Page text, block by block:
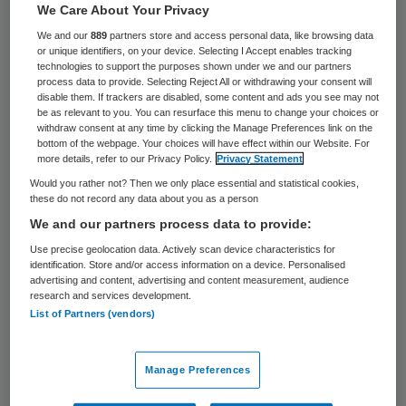
De Utrechtse instelling Abrona vindt dat de
zorg tekortschiet door het beperkte
budget. Zeker nu op 1 januari 2009 de
financiering van de zorg verandert. ZEMBLA
filmde in de Utrechtse instelling de
moeilijkste groep verstandelijk
gehandicapten en sprak met hen en hun
begeleiders.
Tekortschieten
Afhankelijk
We Care About Your Privacy
We and our889 partners store and access personal data, like browsing data
or unique identifiers, on your device. Selecting I Accept enables tracking
technologies to support the purposes shown under we and our partners
process data to provide. Selecting Reject All or withdrawing your consent will
disable them. If trackers are disabled, some content and ads you see may not
be as relevant to you. You can resurface this menu to change your choices or
withdraw consent at any time by clicking the Manage Preferences link on the
bottom of the webpage. Your choices will have effect within our Website. For
more details, refer to our Privacy Policy.
Privacy Statement
Would you rather not? Then we only place essential and statistical cookies,
these do not record any data about you as a person
We and our partners process data to provide:
Use precise geolocation data. Actively scan device characteristics for
identification. Store and/or access information on a device. Personalised
advertising and content, advertising and content measurement, audience
research and services development.
List of Partners (vendors)
Manage Preferences